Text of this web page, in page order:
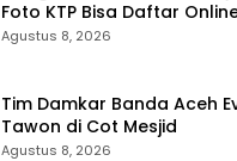
Foto KTP Bisa Daftar
Agustus 8, 2026
Tim Damkar Banda Aceh
Tawon di Cot Mesjid
Agustus 8, 2026